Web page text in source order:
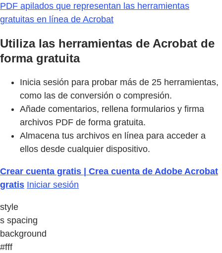
PDF apilados que representan las herramientas
gratuitas en línea de Acrobat
Utiliza las herramientas de Acrobat de
forma gratuita
Inicia sesión para probar más de 25 herramientas,
como las de conversión o compresión.
Añade comentarios, rellena formularios y firma
archivos PDF de forma gratuita.
Almacena tus archivos en línea para acceder a
ellos desde cualquier dispositivo.
Crear cuenta gratis | Crea cuenta de Adobe Acrobat
gratis Iniciar sesión
style
s spacing
background
#fff